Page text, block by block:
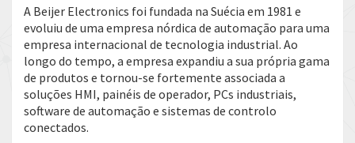
A Beijer Electronics foi fundada na Suécia em 1981 e
evoluiu de uma empresa nórdica de automação para uma
empresa internacional de tecnologia industrial. Ao
longo do tempo, a empresa expandiu a sua própria gama
de produtos e tornou-se fortemente associada a
soluções HMI, painéis de operador, PCs industriais,
software de automação e sistemas de controlo
conectados.